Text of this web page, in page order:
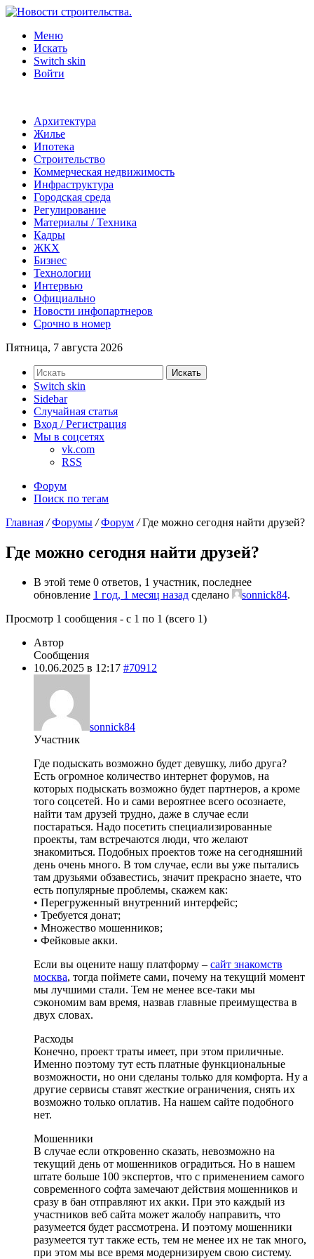
Меню
Искать
Switch skin
Войти
Архитектура
Жилье
Ипотека
Строительство
Коммерческая недвижимость
Инфраструктура
Городская среда
Регулирование
Материалы / Техника
Кадры
ЖКХ
Бизнес
Технологии
Интервью
Официально
Новости инфопартнеров
Срочно в номер
Пятница, 7 августа 2026
Искать
Switch skin
Sidebar
Случайная статья
Вход / Регистрация
Мы в соцсетях
vk.com
RSS
Форум
Поиск по тегам
Главная / Форумы / Форум / Где можно сегодня найти друзей?
Где можно сегодня найти друзей?
В этой теме 0 ответов, 1 участник, последнее
обновление 1 год, 1 месяц назад сделано sonnick84.
Просмотр 1 сообщения - с 1 по 1 (всего 1)
Автор
Сообщения
10.06.2025 в 12:17 #70912
sonnick84
Участник
Где подыскать возможно будет девушку, либо друга?
Есть огромное количество интернет форумов, на
которых подыскать возможно будет партнеров, а кроме
того соцсетей. Но и сами вероятнее всего осознаете,
найти там друзей трудно, даже в случае если
постараться. Надо посетить специализированные
проекты, там встречаются люди, что желают
знакомиться. Подобных проектов тоже на сегодняшний
день очень много. В том случае, если вы уже пытались
там друзьями обзавестись, значит прекрасно знаете, что
есть популярные проблемы, скажем как:
• Перегруженный внутренний интерфейс;
• Требуется донат;
• Множество мошенников;
• Фейковые акки.
Если вы оцените нашу платформу – сайт знакомств
москва, тогда поймете сами, почему на текущий момент
мы лучшими стали. Тем не менее все-таки мы
сэкономим вам время, назвав главные преимущества в
двух словах.
Расходы
Конечно, проект траты имеет, при этом приличные.
Именно поэтому тут есть платные функциональные
возможности, но они сделаны только для комфорта. Ну а
другие сервисы ставят жесткие ограничения, снять их
возможно только оплатив. На нашем сайте подобного
нет.
Мошенники
В случае если откровенно сказать, невозможно на
текущий день от мошенников оградиться. Но в нашем
штате больше 100 экспертов, что с применением самого
современного софта замечают действия мошенников и
сразу в бан отправляют их акки. При это каждый из
участников веб сайта может жалобу направить, что
разумеется будет рассмотрена. И поэтому мошенники
разумеется тут также есть, тем не менее их не так много,
при этом мы все время модернизируем свою систему.